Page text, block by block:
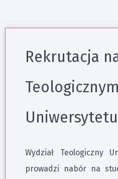
Rekrutacja
Teologicznym
Wydział Teologiczny
prowadzi nabór na